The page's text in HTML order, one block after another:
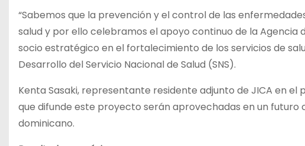
“Sabemos que la prevención y el control de las
salud y por ello celebramos el apoyo continuo de la Agencia
socio estratégico en el fortalecimiento de los servicios de
Desarrollo del Servicio Nacional de Salud (SNS).
Kenta Sasaki, representante residente adjunto de JICA en
que difunde este proyecto serán aprovechadas en un
dominicano.